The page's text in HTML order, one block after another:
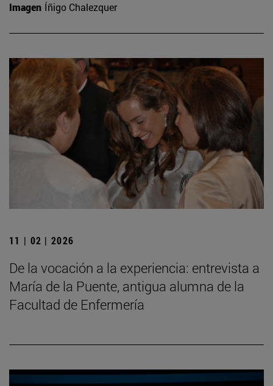
Imagen Íñigo Chalezquer
11 | 02 | 2026
De la vocación a la experiencia: entrevista a
María de la Puente, antigua alumna de la
Facultad de Enfermería